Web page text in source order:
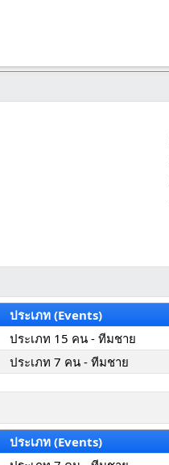
ประเภท (Events)
ประเภท 15 คน - ทีมชาย
ประเภท 7 คน - ทีมชาย
ประเภท (Events)